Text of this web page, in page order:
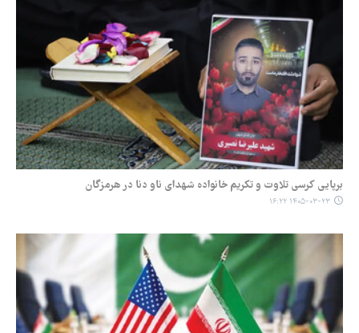
برپایی کرسی تلاوت و تکریم خانواده شهدای ناو دنا در هرمزگان
۱۴۰۵-۰۳-۲۳ ۱۶:۲۲